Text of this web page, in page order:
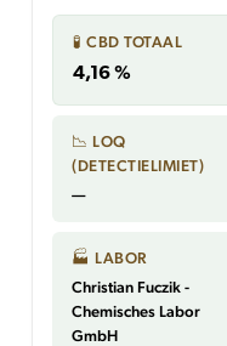
🧪 CBD TOTAAL
4,16 %
📉 LOQ
(DETECTIELIMIET)
—
🏭 LABOR
Christian Fuczik -
Chemisches Labor
GmbH